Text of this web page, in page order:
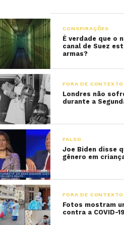
CONSPIRAÇÕES
É verdade que o
canal de Suez
armas?
FORA DE CONTEXTO
Londres não
durante a
FALSO
Joe Biden disse
gênero em
FORA DE CONTEXTO
Fotos mostram
contra a COVID-